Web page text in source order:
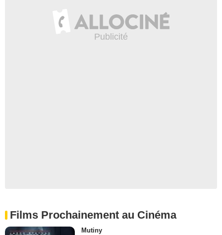
Films Prochainement au Cinéma
Mutiny